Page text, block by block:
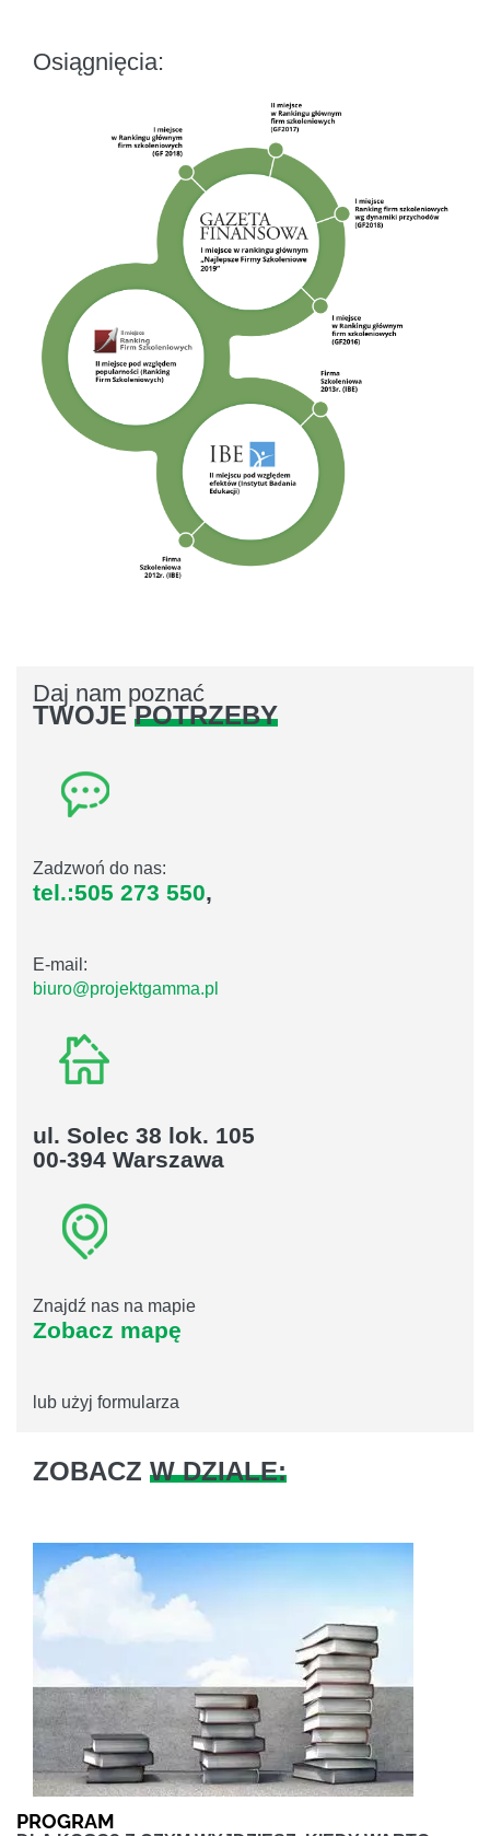
Osiągnięcia:
Daj nam poznać
TWOJEPOTRZEBY
Zadzwoń do nas:
tel.:505 273 550,
E-mail:
biuro@projektgamma.pl
ul. Solec 38 lok. 105
00-394 Warszawa
Znajdź nas na mapie
Zobacz mapę
lub użyj formularza
ZOBACZ W DZIALE:
PROGRAM